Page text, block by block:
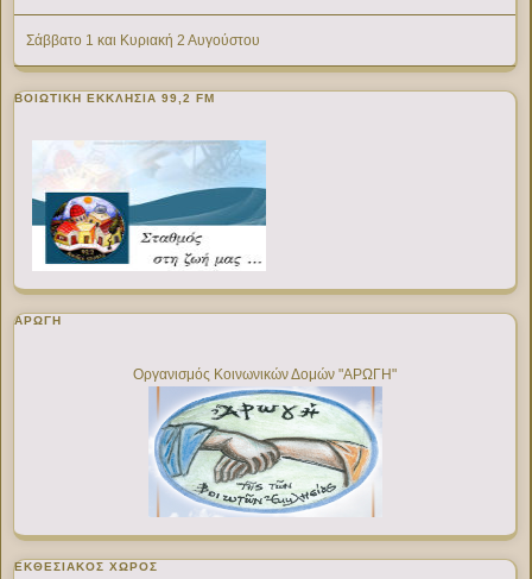
Σάββατο 1 και Κυριακή 2 Αυγούστου
ΒΟΙΩΤΙΚΉ ΕΚΚΛΗΣΊΑ 99,2 FM
ΑΡΩΓΗ
Οργανισμός Κοινωνικών Δομών "ΑΡΩΓΗ"
ΕΚΘΕΣΙΑΚΌΣ ΧΏΡΟΣ